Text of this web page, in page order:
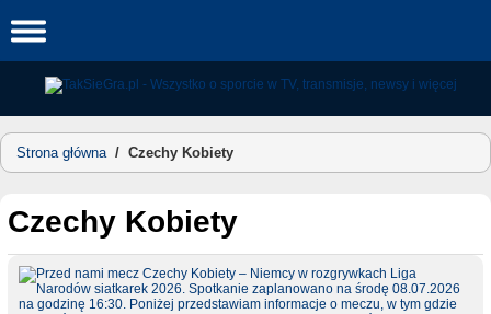
to
Strona główna/ Czechy Kobiety
Czechy Kobiety